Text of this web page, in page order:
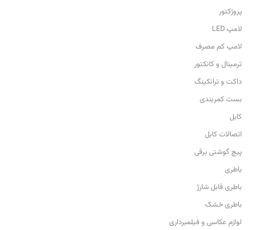
پروژکتور
لامپ LED
لامپ کم مصرف
ترمینال و کانکتور
داکت و ترانکینگ
بست کمربندی
کابل
اتصالات کابل
پیچ گوشتی برقی
باطری
باطری قابل شارژ
باطری خشک
لوازم عکاسی و فیلمبرداری